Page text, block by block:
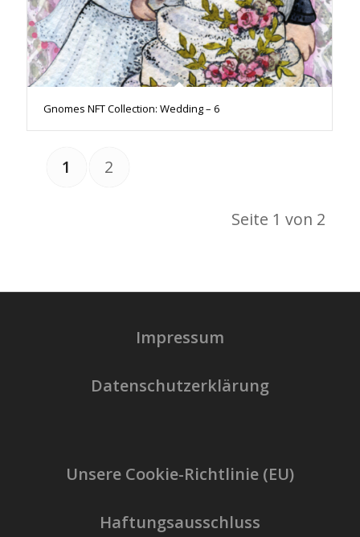
Gnomes NFT Collection: Wedding – 6
Seite 1 von 2
1 2
Impressum
Datenschutzerklärung
Unsere Cookie-Richtlinie (EU)
Haftungsausschluss